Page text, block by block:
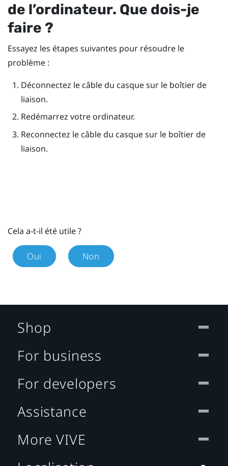
de l’ordinateur. Que dois-je
faire ?
Essayez les étapes suivantes pour résoudre le
problème :
Déconnectez le câble du casque sur le boîtier de
liaison.
Redémarrez votre ordinateur.
Reconnectez le câble du casque sur le boîtier de
liaison.
Cela a-t-il été utile ?
Oui Non
Shop
For business
For developers
Assistance
More VIVE